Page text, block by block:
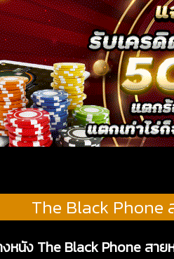
The Black
หนัง The Black Phone ส